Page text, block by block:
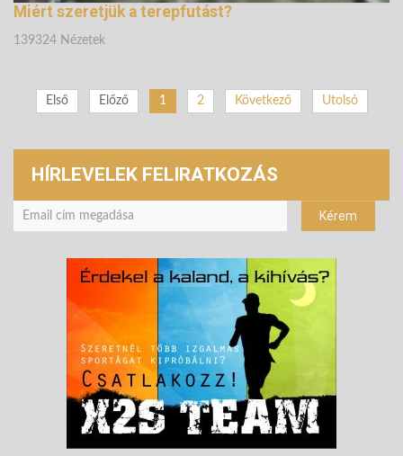
Miért szeretjük a terepfutást?
139324 Nézetek
Első Előző 1 2 Következő Utolsó
HÍRLEVELEK FELIRATKOZÁS